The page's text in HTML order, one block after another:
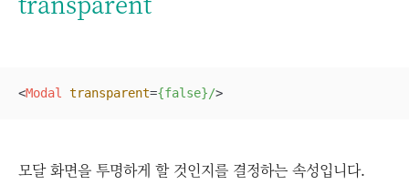
<Modal transparent={false}/>
모달 화면을 투명하게 할 것인지를 결정하는 속성입니다.